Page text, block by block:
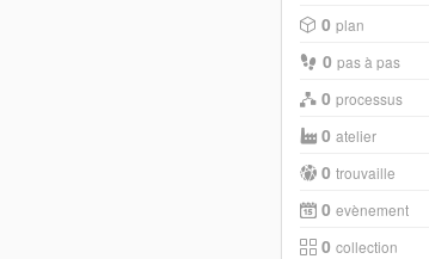
0 plan
0 pas à pas
0 processus
0 atelier
0 trouvaille
0 evènement
0 collection